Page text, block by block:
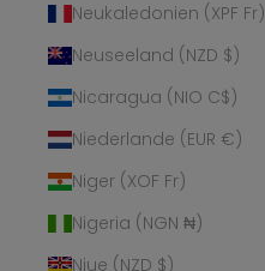
Neukaledonien (XPF Fr)
Neuseeland (NZD $)
Nicaragua (NIO C$)
Niederlande (EUR €)
Niger (XOF Fr)
Nigeria (NGN ₦)
Niue (NZD $)